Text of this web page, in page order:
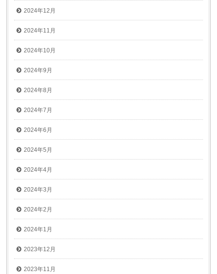
2024年12月
2024年11月
2024年10月
2024年9月
2024年8月
2024年7月
2024年6月
2024年5月
2024年4月
2024年3月
2024年2月
2024年1月
2023年12月
2023年11月